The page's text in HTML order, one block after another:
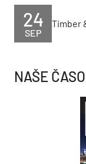
SEP
24 Timber
NAŠE